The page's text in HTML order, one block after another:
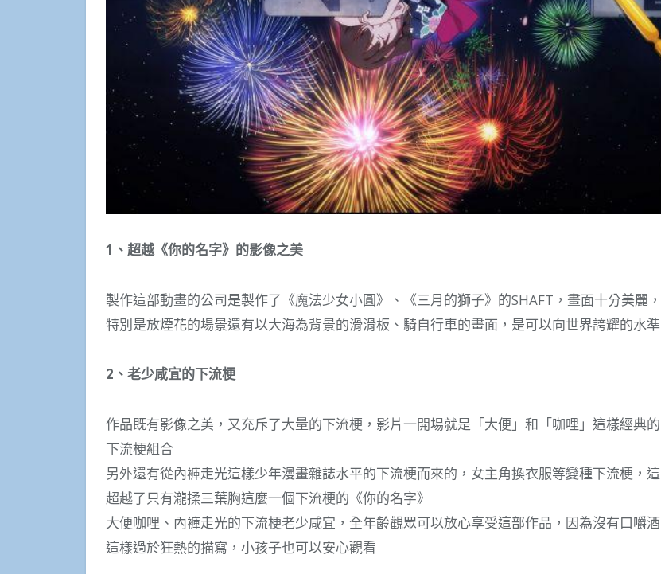
1、超越《你的名字》的影像之美
製作這部動畫的公司是製作了《魔法少女小圓》、《三月的獅子》的SHAFT，畫面十分美麗，
特別是放煙花的場景還有以大海為背景的滑滑板、騎自行車的畫面，是可以向世界誇耀的水準
2、老少咸宜的下流梗
作品既有影像之美，又充斥了大量的下流梗，影片一開場就是「大便」和「咖哩」這樣經典的
下流梗組合
另外還有從內褲走光這樣少年漫畫雜誌水平的下流梗而來的，女主角換衣服等變種下流梗，這
超越了只有瀧揉三葉胸這麼一個下流梗的《你的名字》
大便咖哩、內褲走光的下流梗老少咸宜，全年齡觀眾可以放心享受這部作品，因為沒有口嚼酒
這樣過於狂熱的描寫，小孩子也可以安心觀看